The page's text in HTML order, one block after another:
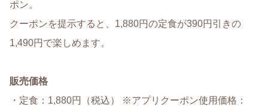
ポン。
クーポンを提示すると、1,880円の定食が390円引きの
1,490円で楽しめます。
販売価格
・定食：1,880円（税込） ※アプリクーポン使用価格：